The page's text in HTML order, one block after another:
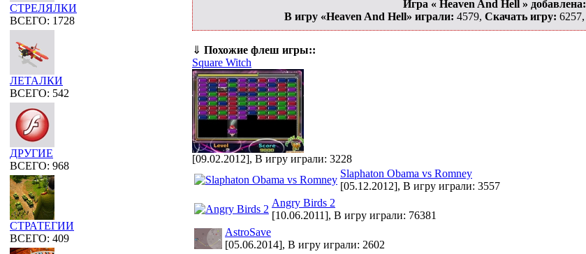
СТРЕЛЯЛКИ
ВСЕГО: 1728
ЛЕТАЛКИ
ВСЕГО: 542
ДРУГИЕ
ВСЕГО: 968
СТРАТЕГИИ
ВСЕГО: 409
Игра « Heaven And Hell » добавлена:
В игру «Heaven And Hell» играли: 4579, Скачать игру: 6257,
⇓ Похожие флеш игры::
Square Witch
[09.02.2012], В игру играли: 3228
Slaphaton Obama vs Romney
[05.12.2012], В игру играли: 3557
Angry Birds 2
[10.06.2011], В игру играли: 76381
AstroSave
[05.06.2014], В игру играли: 2602